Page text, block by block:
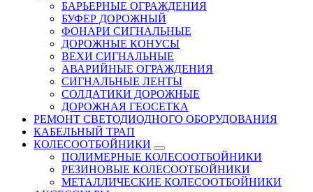
БАРЬЕРНЫЕ ОГРАЖДЕНИЯ
БУФЕР ДОРОЖНЫЙ
ФОНАРИ СИГНАЛЬНЫЕ
ДОРОЖНЫЕ КОНУСЫ
ВЕХИ СИГНАЛЬНЫЕ
АВАРИЙНЫЕ ОГРАЖДЕНИЯ
СИГНАЛЬНЫЕ ЛЕНТЫ
СОЛДАТИКИ ДОРОЖНЫЕ
ДОРОЖНАЯ ГЕОСЕТКА
РЕМОНТ СВЕТОДИОДНОГО ОБОРУДОВАНИЯ
КАБЕЛЬНЫЙ ТРАП
КОЛЕСООТБОЙНИКИ
ПОЛИМЕРНЫЕ КОЛЕСООТБОЙНИКИ
РЕЗИНОВЫЕ КОЛЕСООТБОЙНИКИ
МЕТАЛЛИЧЕСКИЕ КОЛЕСООТБОЙНИКИ